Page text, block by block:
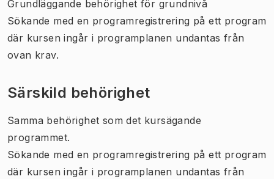
Grundläggande behörighet för grundnivå
Sökande med en programregistrering på ett program
där kursen ingår i programplanen undantas från
ovan krav.
Särskild behörighet
Samma behörighet som det kursägande
programmet.
Sökande med en programregistrering på ett program
där kursen ingår i programplanen undantas från